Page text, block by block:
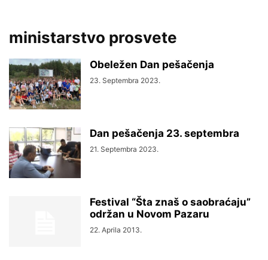
ministarstvo prosvete
Obeležen Dan pešačenja
23. Septembra 2023.
Dan pešačenja 23. septembra
21. Septembra 2023.
Festival “Šta znaš o saobraćaju”
održan u Novom Pazaru
22. Aprila 2013.